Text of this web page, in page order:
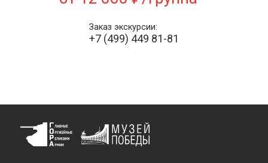
Заказ экскурсии:
+7 (499) 449 81-81